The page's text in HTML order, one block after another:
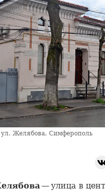
Желябова. Симферополь
— улица в